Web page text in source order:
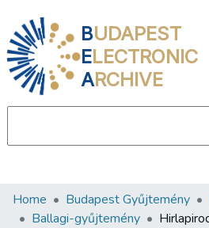
BUDAPEST
ELECTRONIC
ARCHIVE
Communities & Collections
Home Budapest Gyűjtemény
Ballagi-gyűjtemény